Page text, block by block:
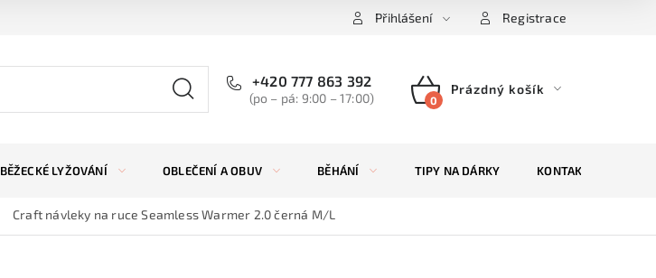
Přihlášení Registrace
+420 777 863 392
(po – pá: 9:00 – 17:00)
NÁKUPNÍ
Prázdný košík
BĚŽECKÉ LYŽOVÁNÍ OBLEČENÍ A OBUV BĚHÁNÍ TIPY NA DÁRKY KONTAKTY
Craft návleky na ruce Seamless Warmer 2.0 černá M/L